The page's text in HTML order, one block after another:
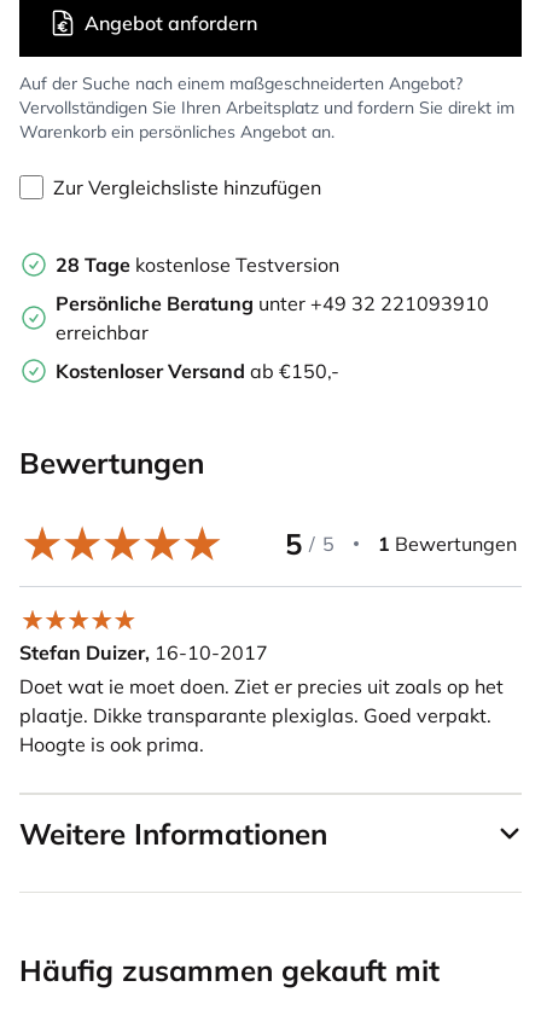
Auf der Suche nach einem maßgeschneiderten Angebot?
Vervollständigen Sie Ihren Arbeitsplatz und fordern Sie direkt im
Warenkorb ein persönliches Angebot an.
Angebot anfordern
Zur Vergleichsliste hinzufügen
28 Tage kostenlose Testversion
Persönliche Beratung unter +49 32 221093910
erreichbar
Kostenloser Versand ab €150,-
Bewertungen
5 / 5 1 Bewertungen
Stefan Duizer, 16-10-2017
Doet wat ie moet doen. Ziet er precies uit zoals op het
plaatje. Dikke transparante plexiglas. Goed verpakt.
Hoogte is ook prima.
Weitere Informationen
Häufig zusammen gekauft mit